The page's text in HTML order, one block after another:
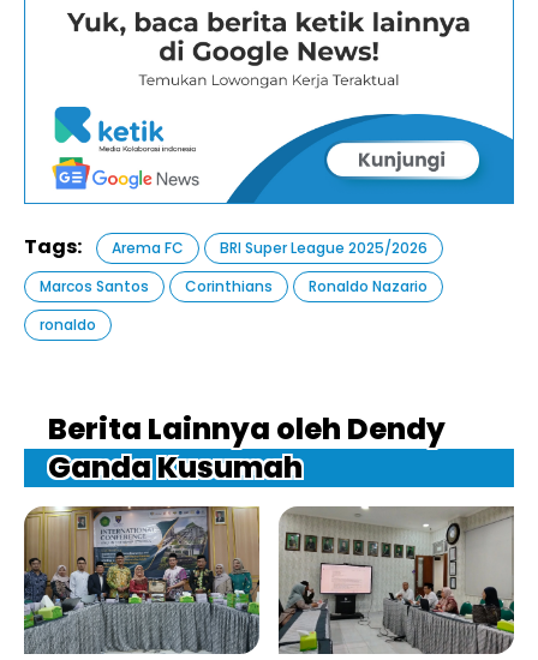
Tags: Arema FC
BRI Super League 2025/2026
Marcos Santos
Corinthians
Ronaldo Nazario
ronaldo
Berita Lainnya oleh Dendy
Ganda Kusumah